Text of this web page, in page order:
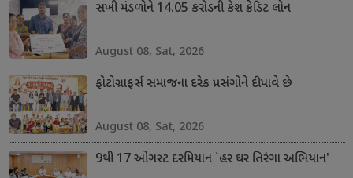
સખી મંડળોને 14.05 કરોડની કેશ ક્રેડિટ લોન
August 08, Sat, 2026
ફોટોગ્રાફર્સ સમાજના દરેક પ્રસંગોને દીપાવે છે
August 08, Sat, 2026
9થી 17 ઓગસ્ટ દરમિયાન `હર ઘર તિરંગા અભિયાન'